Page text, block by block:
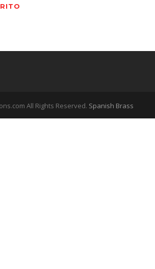
All Rights Reserved. Spanish Brass